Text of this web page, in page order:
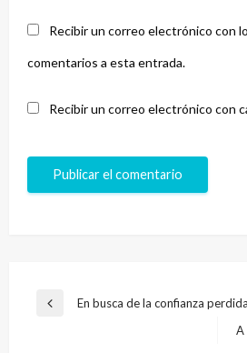
Recibir un correo electrónico con
comentarios a esta entrada.
Recibir un correo electrónico con
Navegación
Entrada
En busca de la confianza perdida
A